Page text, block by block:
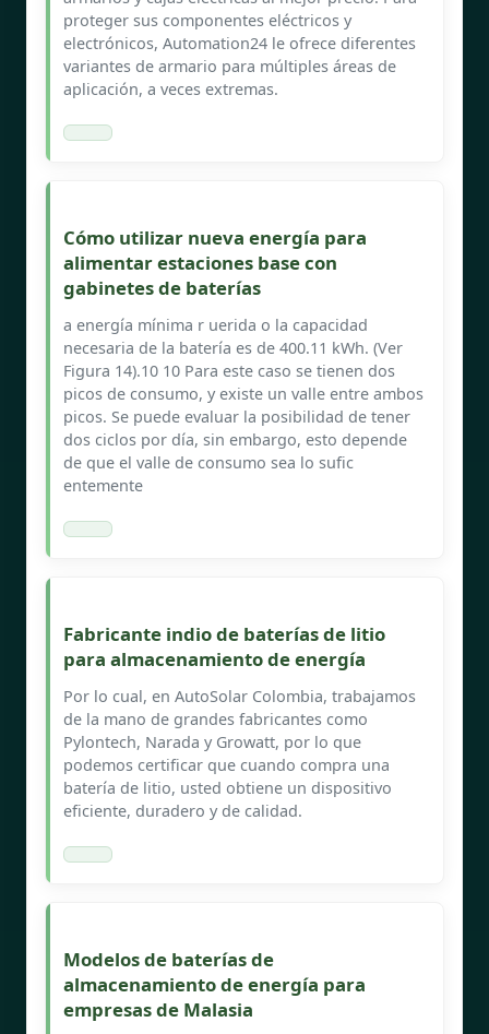
proteger sus componentes eléctricos y
electrónicos, Automation24 le ofrece diferentes
variantes de armario para múltiples áreas de
aplicación, a veces extremas.
Cómo utilizar nueva energía para
alimentar estaciones base con
gabinetes de baterías
a energía mínima r uerida o la capacidad
necesaria de la batería es de 400.11 kWh. (Ver
Figura 14).10 10 Para este caso se tienen dos
picos de consumo, y existe un valle entre ambos
picos. Se puede evaluar la posibilidad de tener
dos ciclos por día, sin embargo, esto depende
de que el valle de consumo sea lo sufic
entemente
Fabricante indio de baterías de litio
para almacenamiento de energía
Por lo cual, en AutoSolar Colombia, trabajamos
de la mano de grandes fabricantes como
Pylontech, Narada y Growatt, por lo que
podemos certificar que cuando compra una
batería de litio, usted obtiene un dispositivo
eficiente, duradero y de calidad.
Modelos de baterías de
almacenamiento de energía para
empresas de Malasia